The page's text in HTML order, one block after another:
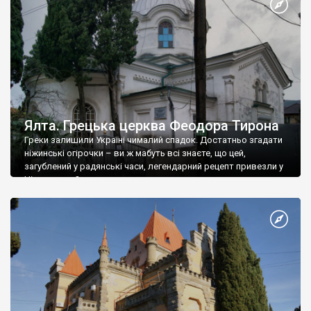
Ялта. Грецька церква Феодора Тирона
Греки залишили Україні чималий спадок. Достатньо згадати
ніжинські огірочки – ви ж мабуть всі знаєте, що цей,
загублений у радянські часи, легендарний рецепт привезли у
Ніжин греки?